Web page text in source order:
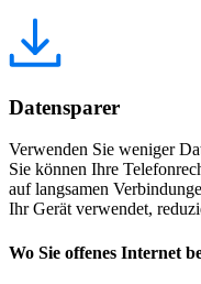
Datensparer
Verwenden Sie weniger
Sie können Ihre
auf langsamen
Ihr Gerät verwendet,
Wo Sie offenes Internet